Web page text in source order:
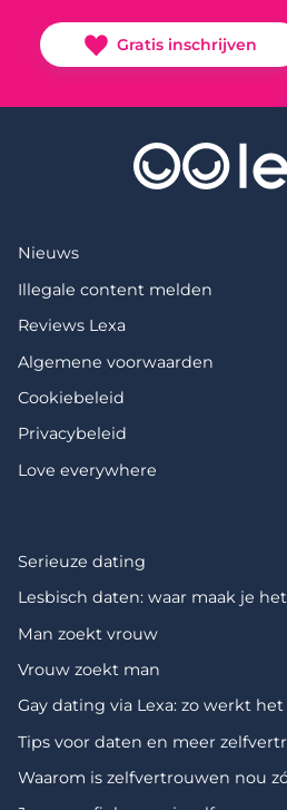
Gratis inschrijven
Nieuws
Illegale content melden
Reviews Lexa
Algemene voorwaarden
Cookiebeleid
Privacybeleid
Love everywhere
Serieuze dating
Lesbisch daten: waar maak je
Man zoekt vrouw
Vrouw zoekt man
Gay dating via Lexa: zo werkt het
Tips voor daten en meer
Waarom is zelfvertrouwen nou